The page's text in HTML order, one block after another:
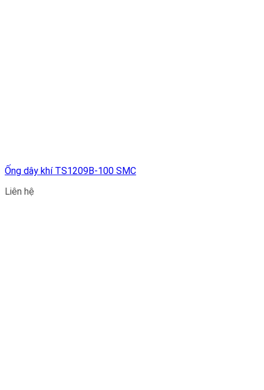
Ống dây khí TS1209B-100 SMC
Liên hệ